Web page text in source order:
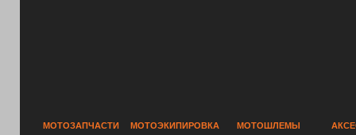
МОТОЗАПЧАСТИ МОТОЭКИПИРОВКА МОТОШЛЕМЫ